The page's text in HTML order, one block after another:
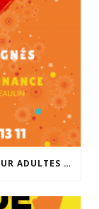
VOICI LE PROGRAMME DES SORTIES POUR ADULTES ET MINEURS ACCOMPAGNÉS POUR LA RENTRÉE DE SEPTEMBRE. INSCRIPTIONS À PARTIR DU 25 AOÛT À 14H À L’ACCUEIL DE POLYSONNANCE. INFO: 02 98 86 13 11. BONNES VACANCES!!